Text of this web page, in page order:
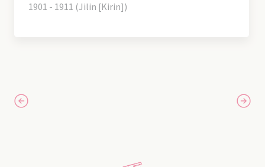
1901 - 1911 (Jilin [Kirin])